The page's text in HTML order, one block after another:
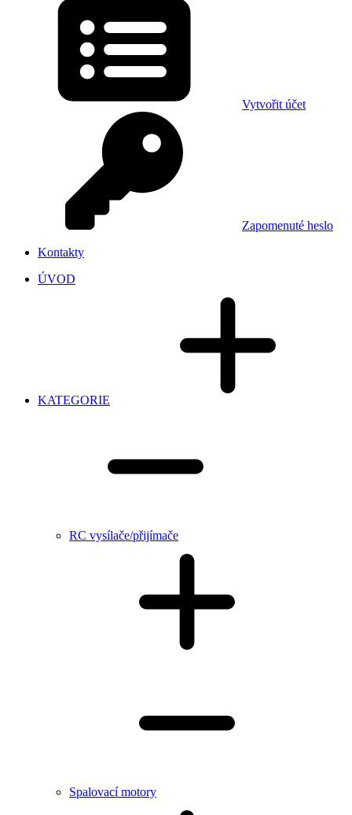
Vytvořit účet
Zapomenuté heslo
Kontakty
ÚVOD
KATEGORIE
RC vysílače/přijímače
Spalovací motory